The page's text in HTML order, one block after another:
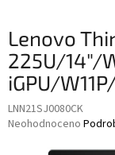
Lenovo
225U/14"/
iGPU/
LNN21SJ0080CK
Průměrné
Neohodnoceno